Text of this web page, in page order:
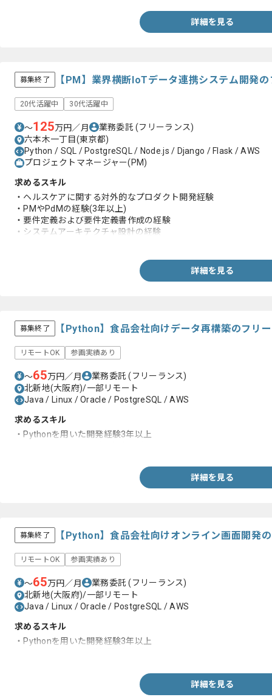
詳細を見る
募集終了 【PM】業界横断IoTデータ連携システム開発
20代活躍中 30代活躍中
〜125万円／月 業務委託(フリーランス)
六本木一丁目(東京都)
Python / SQL / PostgreSQL / Node.js / Django / Flask / AWS
プロジェクトマネージャー(PM)
求めるスキル
・ヘルスケアに関する対外的なプロダクト開発経験
・PMやPdMの経験(3年以上)
・要件定義および要件定義書作成の経験
・システムアーキテクチャ設計の経験
・外部サービスとのAPI連携経験
詳細を見る
募集終了 【Python】食品会社向けデータ再構築のフリ
リモートOK 参画実績あり
〜65万円／月 業務委託(フリーランス)
北新地(大阪府)/一部リモート
Java / Linux / Oracle / PostgreSQL / AWS
求めるスキル
・Pythonを用いた開発経験3年以上
詳細を見る
募集終了 【Python】食品会社向けオンライン画面開発
リモートOK 参画実績あり
〜65万円／月 業務委託(フリーランス)
北新地(大阪府)/一部リモート
Java / Linux / Oracle / PostgreSQL / AWS
求めるスキル
・Pythonを用いた開発経験3年以上
詳細を見る